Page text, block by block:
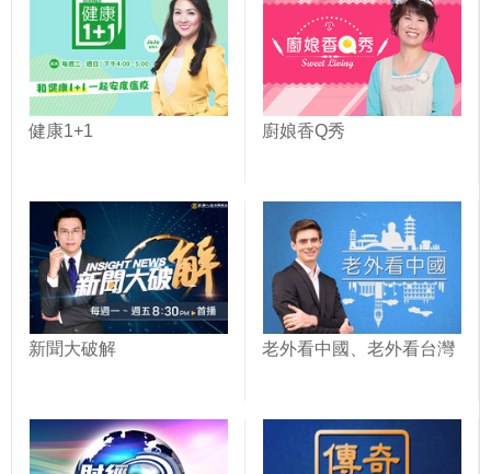
健康1+1 廚娘香Q秀
新聞大破解 老外看中國、老外看台灣